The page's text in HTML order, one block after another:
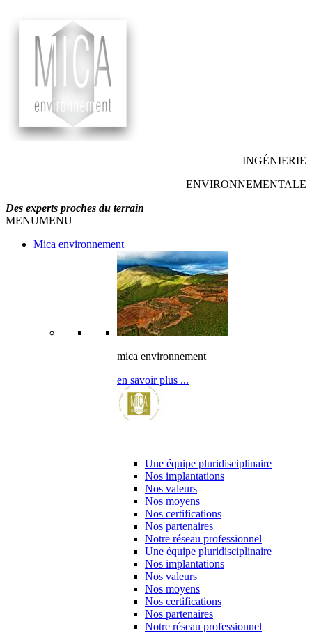
INGÉNIERIE
ENVIRONNEMENTALE
Des experts proches du terrain
MENUMENU
Mica environnement
mica environnement
en savoir plus ...
Une équipe pluridisciplinaire
Nos implantations
Nos valeurs
Nos moyens
Nos certifications
Nos partenaires
Notre réseau professionnel
Une équipe pluridisciplinaire
Nos implantations
Nos valeurs
Nos moyens
Nos certifications
Nos partenaires
Notre réseau professionnel